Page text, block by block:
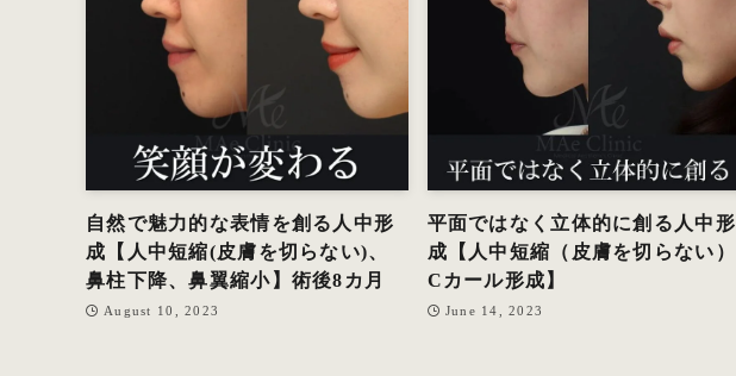
自然で魅力的な表情を創る人中形
成【人中短縮(皮膚を切らない)、
鼻柱下降、鼻翼縮小】術後8カ月
August 10, 2023
平面ではなく立体的に創る人中形
成【人中短縮（皮膚を切らない）
Cカール形成】
June 14, 2023